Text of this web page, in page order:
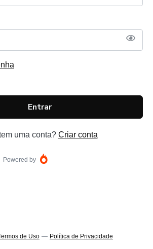
Entrar
uma conta? Criar conta
Powered by
de Uso — Política de Privacidade